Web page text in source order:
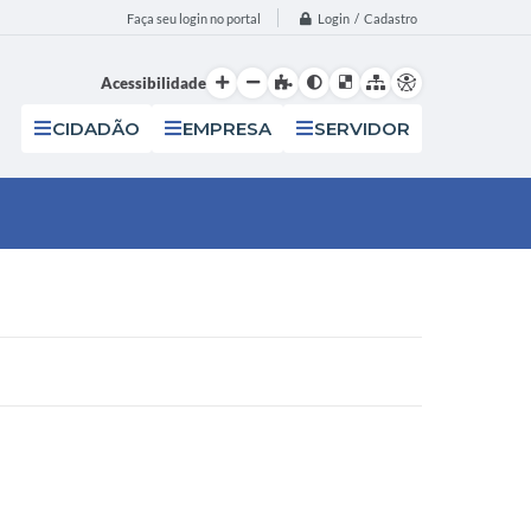
Faça seu login no portal Login / Cadastro
Acessibilidade
CIDADÃO EMPRESA SERVIDOR